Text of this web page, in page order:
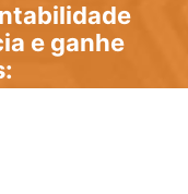
e ganhe